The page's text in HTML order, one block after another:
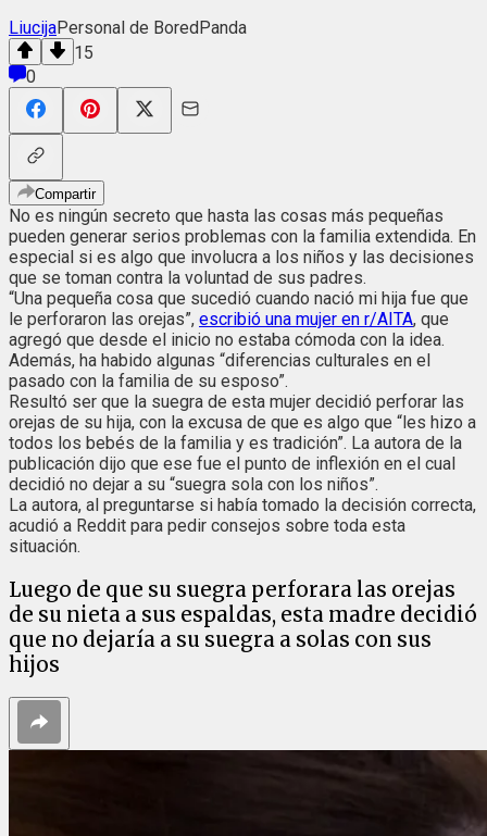
LiucijaPersonal de BoredPanda
15
0
Compartir
No es ningún secreto que hasta las cosas más pequeñas
pueden generar serios problemas con la familia extendida. En
especial si es algo que involucra a los niños y las decisiones
que se toman contra la voluntad de sus padres.
“Una pequeña cosa que sucedió cuando nació mi hija fue que
le perforaron las orejas”, escribió una mujer en r/AITA, que
agregó que desde el inicio no estaba cómoda con la idea.
Además, ha habido algunas “diferencias culturales en el
pasado con la familia de su esposo”.
Resultó ser que la suegra de esta mujer decidió perforar las
orejas de su hija, con la excusa de que es algo que “les hizo a
todos los bebés de la familia y es tradición”. La autora de la
publicación dijo que ese fue el punto de inflexión en el cual
decidió no dejar a su “suegra sola con los niños”.
La autora, al preguntarse si había tomado la decisión correcta,
acudió a Reddit para pedir consejos sobre toda esta
situación.
Luego de que su suegra perforara las orejas
de su nieta a sus espaldas, esta madre decidió
que no dejaría a su suegra a solas con sus
hijos